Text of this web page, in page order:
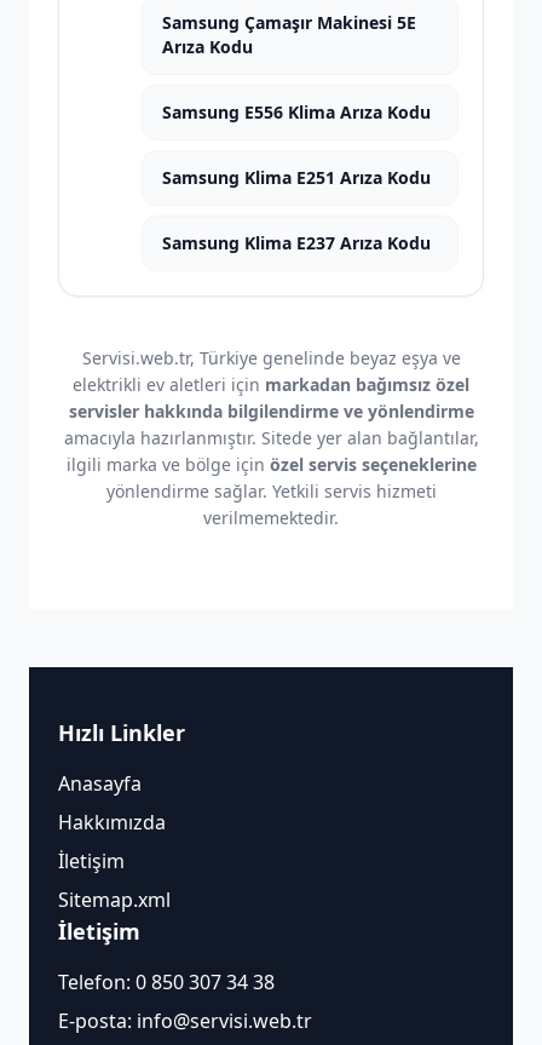
Samsung Çamaşır Makinesi 5E
Arıza Kodu
Samsung E556 Klima Arıza Kodu
Samsung Klima E251 Arıza Kodu
Samsung Klima E237 Arıza Kodu
Servisi.web.tr, Türkiye genelinde beyaz eşya ve
elektrikli ev aletleri için markadan bağımsız özel
servisler hakkında bilgilendirme ve yönlendirme
amacıyla hazırlanmıştır. Sitede yer alan bağlantılar,
ilgili marka ve bölge için özel servis seçeneklerine
yönlendirme sağlar. Yetkili servis hizmeti
verilmemektedir.
Hızlı Linkler
Anasayfa
Hakkımızda
İletişim
Sitemap.xml
İletişim
Telefon: 0 850 307 34 38
E-posta: info@servisi.web.tr